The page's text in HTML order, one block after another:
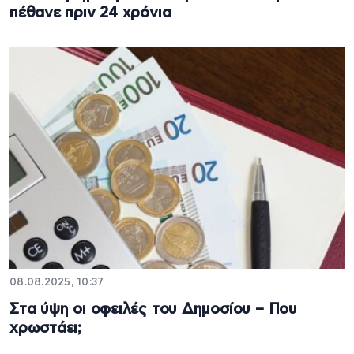
πέθανε πριν 24 χρόνια
08.08.2025, 10:37
Στα ύψη οι οφειλές του Δημοσίου – Που
χρωστάει;